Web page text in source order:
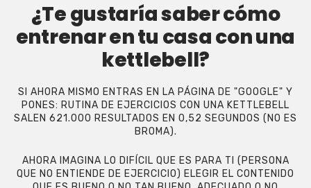
¿Te gustaría saber cómo
entrenar en tu casa con una
kettlebell?
SI AHORA MISMO ENTRAS EN LA PÁGINA DE "GOOGLE" Y
PONES: RUTINA DE EJERCICIOS CON UNA KETTLEBELL
SALEN 621.000 RESULTADOS EN 0,52 SEGUNDOS (NO ES
BROMA).
AHORA IMAGINA LO DIFÍCIL QUE ES PARA TI (PERSONA
QUE NO ENTIENDE DE EJERCICIO) ELEGIR EL CONTENIDO